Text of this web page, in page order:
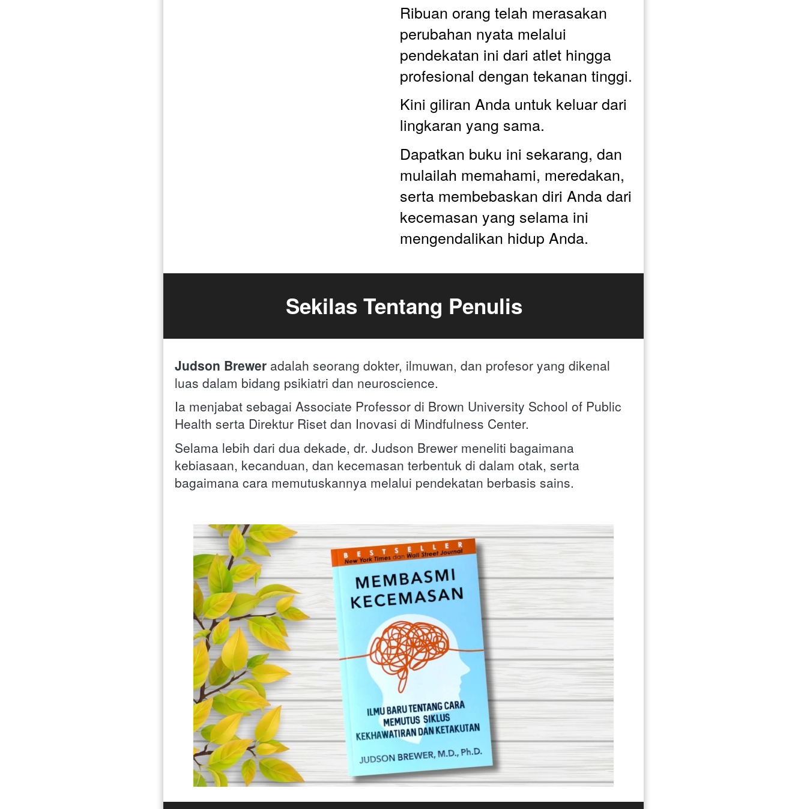
Ribuan orang telah merasakan
perubahan nyata melalui
pendekatan ini dari atlet hingga
profesional dengan tekanan tinggi.
Kini giliran Anda untuk keluar dari
lingkaran yang sama.
Dapatkan buku ini sekarang, dan
mulailah memahami, meredakan,
serta membebaskan diri Anda dari
kecemasan yang selama ini
mengendalikan hidup Anda.
Sekilas Tentang Penulis
Judson Brewer adalah seorang dokter, ilmuwan, dan profesor yang dikenal
luas dalam bidang psikiatri dan neuroscience.
Ia menjabat sebagai Associate Professor di Brown University School of Public
Health serta Direktur Riset dan Inovasi di Mindfulness Center.
Selama lebih dari dua dekade, dr. Judson Brewer meneliti bagaimana
kebiasaan, kecanduan, dan kecemasan terbentuk di dalam otak, serta
bagaimana cara memutuskannya melalui pendekatan berbasis sains.